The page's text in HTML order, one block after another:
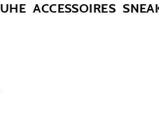
ACCESSOIRES